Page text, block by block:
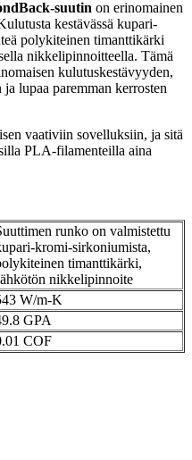
suutin on erinomainen
kestävässä kupari-
polykiteinen timanttikärki
nikkelipinnoitteella. Tämä
kulutuskestävyyden,
lupaa paremman kerrosten
vaativiin sovelluksiin, ja sitä
PLA-filamenteilla aina
runko on valmistettu
kromi-sirkoniumista,
timanttikärki,
nikkelipinnoite
W/m-K
GPA
COF